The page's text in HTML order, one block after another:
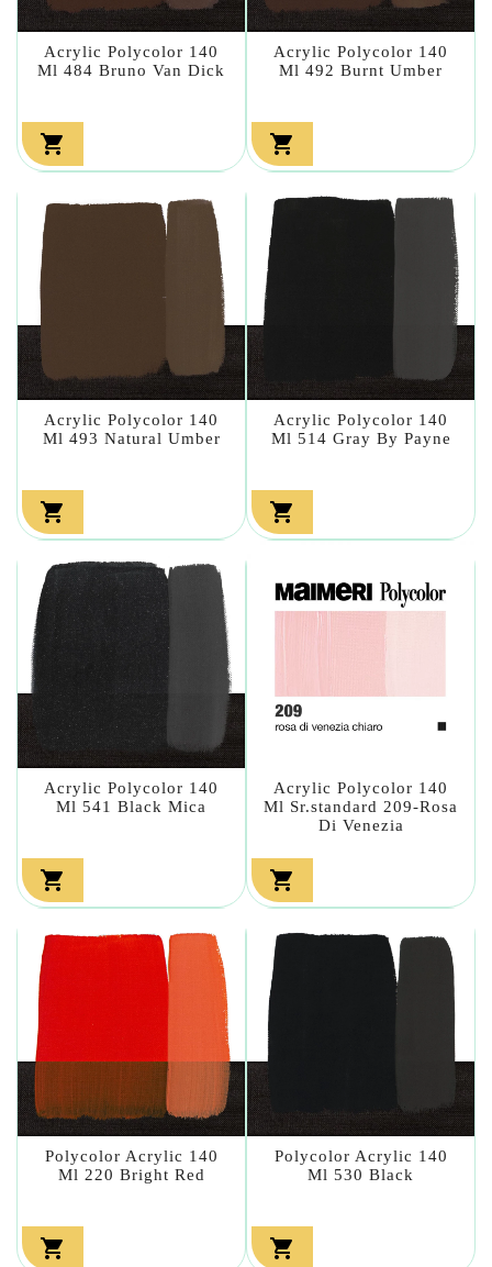
Acrylic Polycolor 140
Ml 484 Bruno Van Dick

Acrylic Polycolor 140
Ml 492 Burnt Umber

Acrylic Polycolor 140
Ml 493 Natural Umber

Acrylic Polycolor 140
Ml 514 Gray By Payne

Acrylic Polycolor 140
Ml 541 Black Mica

Acrylic Polycolor 140
Ml Sr.standard 209-Rosa
Di Venezia

Polycolor Acrylic 140
Ml 220 Bright Red

Polycolor Acrylic 140
Ml 530 Black
